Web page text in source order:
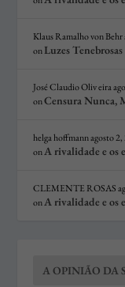
Klaus Ramalho von Behr
onLuzes Tenebrosas
José Claudio Oliv eira
onCensura Nunca,
helga hoffmannagosto
onA rivalidade e os
CLEMENTE ROSAS
onA rivalidade e os
A OPINIÃO DA